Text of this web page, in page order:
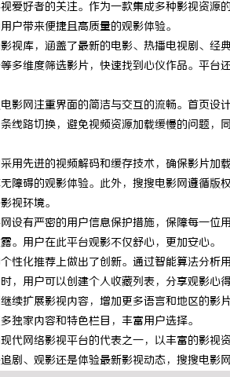
爱好者的关注。作为一款集成多种影视资
户带来便捷且高质量的观影体验。
视库，涵盖了最新的电影、热播电视剧、
多维度筛选影片，快速找到心仪作品。平
影网注重界面的简洁与交互的流畅。首页
线路切换，避免视频资源加载缓慢的问题
用先进的视频解码和缓存技术，确保影片
障碍的观影体验。此外，搜搜电影网遵循
视环境。
设有严密的用户信息保护措施，保障每一
。用户在此平台观影不仅舒心，更加安心。
性化推荐上做出了创新。通过智能算法分
，用户可以创建个人收藏列表，分享观影心
续扩展影视内容，增加更多语言和地区的
独家内容和特色栏目，丰富用户选择。
代网络影视平台的代表之一，以丰富的影
剧、观影还是体验最新影视动态，搜搜电影
干燥症患者口干眼燥熬
来？老中医：一张辨证